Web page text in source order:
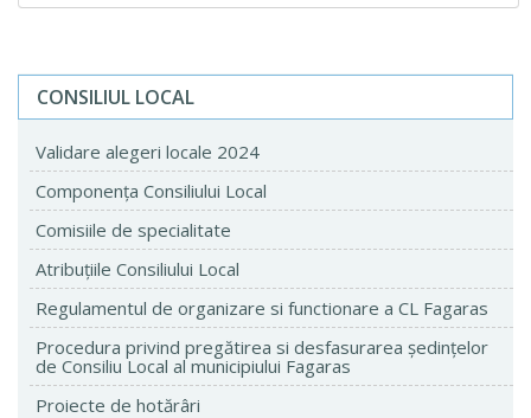
CONSILIUL LOCAL
Validare alegeri locale 2024
Componenţa Consiliului Local
Comisiile de specialitate
Atribuţiile Consiliului Local
Regulamentul de organizare si functionare a CL Fagaras
Procedura privind pregătirea si desfasurarea ședințelor
de Consiliu Local al municipiului Fagaras
Proiecte de hotărâri